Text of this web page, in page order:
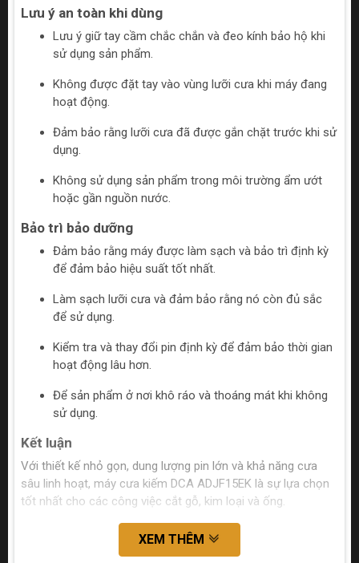
Lưu ý an toàn khi dùng
Lưu ý giữ tay cầm chắc chắn và đeo kính bảo hộ khi
sử dụng sản phẩm.
Không được đặt tay vào vùng lưỡi cưa khi máy đang
hoạt động.
Đảm bảo rằng lưỡi cưa đã được gắn chặt trước khi sử
dụng.
Không sử dụng sản phẩm trong môi trường ẩm ướt
hoặc gần nguồn nước.
Bảo trì bảo dưỡng
Đảm bảo rằng máy được làm sạch và bảo trì định kỳ
để đảm bảo hiệu suất tốt nhất.
Làm sạch lưỡi cưa và đảm bảo rằng nó còn đủ sắc
để sử dụng.
Kiểm tra và thay đổi pin định kỳ để đảm bảo thời gian
hoạt động lâu hơn.
Để sản phẩm ở nơi khô ráo và thoáng mát khi không
sử dụng.
Kết luận
Với thiết kế nhỏ gọn, dung lượng pin lớn và khả năng cưa
sâu linh hoạt, máy cưa kiếm DCA ADJF15EK là sự lựa chọn
tốt nhất cho các công việc cắt gỗ, kim loại và ống.
XEM THÊM